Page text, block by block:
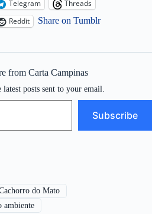
Telegram
Threads
Reddit Share on Tumblr
from Carta Campinas
posts sent to your email.
Subscribe
do Mato
ambiente